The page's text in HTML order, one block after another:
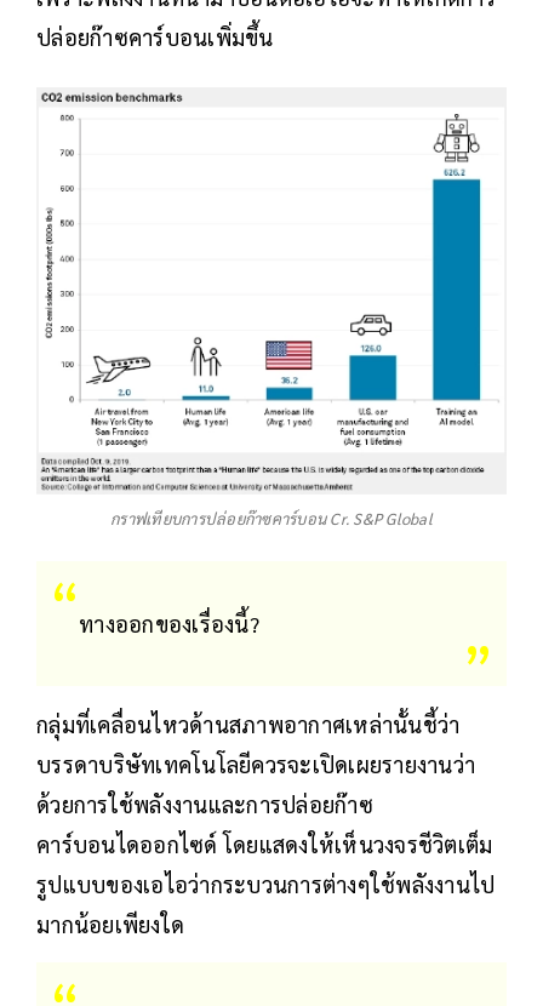
ปล่อยก๊าซคาร์บอนเพิ่มขึ้น
กราฟเทียบการปล่อยก๊าซคาร์บอน Cr. S&P Global
ทางออกของเรื่องนี้?
กลุ่มที่เคลื่อนไหวด้านสภาพอากาศเหล่านั้นชี้ว่า
บรรดาบริษัทเทคโนโลยีควรจะเปิดเผยรายงานว่า
ด้วยการใช้พลังงานและการปล่อยก๊าซ
คาร์บอนไดออกไซด์ โดยแสดงให้เห็นวงจรชีวิตเต็ม
รูปแบบของเอไอว่ากระบวนการต่างๆใช้พลังงานไป
มากน้อยเพียงใด